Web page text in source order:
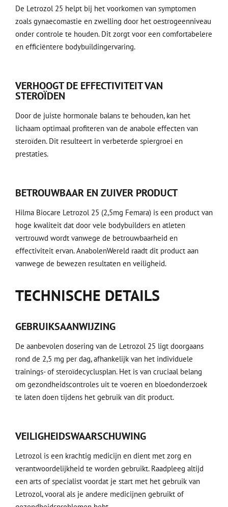
De Letrozol 25 helpt bij het voorkomen van symptomen
zoals gynaecomastie en zwelling door het oestrogeenniveau
onder controle te houden. Dit zorgt voor een comfortabelere
en efficiëntere bodybuildingervaring.
VERHOOGT DE EFFECTIVITEIT VAN
STEROÏDEN
Door de juiste hormonale balans te behouden, kan het
lichaam optimaal profiteren van de anabole effecten van
steroïden. Dit resulteert in verbeterde spiergroei en
prestaties.
BETROUWBAAR EN ZUIVER PRODUCT
Hilma Biocare Letrozol 25 (2,5mg Femara) is een product van
hoge kwaliteit dat door vele bodybuilders en atleten
vertrouwd wordt vanwege de betrouwbaarheid en
effectiviteit ervan. AnabolenWereld raadt dit product aan
vanwege de bewezen resultaten en veiligheid.
TECHNISCHE DETAILS
GEBRUIKSAANWIJZING
De aanbevolen dosering van de Letrozol 25 ligt doorgaans
rond de 2,5 mg per dag, afhankelijk van het individuele
trainings- of steroïdecyclusplan. Het is van cruciaal belang
om gezondheidscontroles uit te voeren en bloedonderzoek
te laten doen tijdens het gebruik van dit product.
VEILIGHEIDSWAARSCHUWING
Letrozol is een krachtig medicijn en dient met zorg en
verantwoordelijkheid te worden gebruikt. Raadpleeg altijd
een arts of specialist voordat je start met het gebruik van
Letrozol, vooral als je andere medicijnen gebruikt of